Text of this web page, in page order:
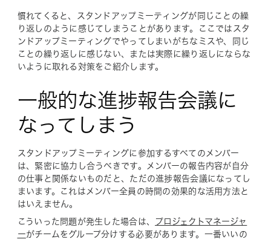
慣れてくると、スタンドアップミーティングが同じことの繰
り返しのように感じてしまうことがあります。ここではスタ
ンドアップミーティングでやってしまいがちなミスや、同じ
ことの繰り返しに感じない、または実際に繰り返しにならな
いように取れる対策をご紹介します。
一般的な進捗報告会議に
なってしまう
スタンドアップミーティングに参加するすべてのメンバー
は、緊密に協力し合うべきです。メンバーの報告内容が自分
の仕事と関係ないものだと、ただの進捗報告会議になってし
まいます。これはメンバー全員の時間の効果的な活用方法と
はいえません。
こういった問題が発生した場合は、
プロジェクトマネージャ
ーがチームをグループ分けする必要があります。一番いいの